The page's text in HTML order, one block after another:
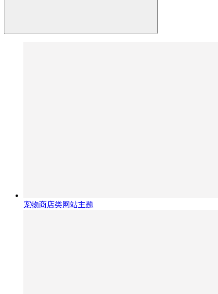
宠物商店类网站主题